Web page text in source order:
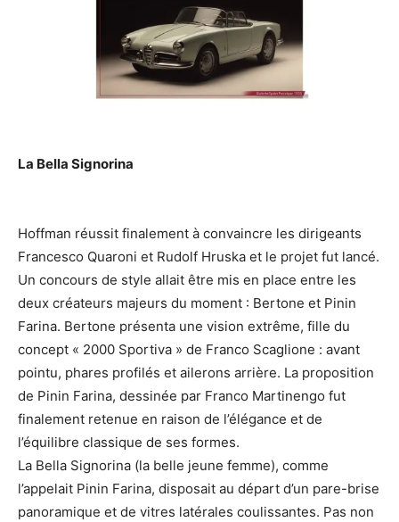
La Bella Signorina
Hoffman réussit finalement à convaincre les dirigeants
Francesco Quaroni et Rudolf Hruska et le projet fut lancé.
Un concours de style allait être mis en place entre les
deux créateurs majeurs du moment : Bertone et Pinin
Farina. Bertone présenta une vision extrême, fille du
concept « 2000 Sportiva » de Franco Scaglione : avant
pointu, phares profilés et ailerons arrière. La proposition
de Pinin Farina, dessinée par Franco Martinengo fut
finalement retenue en raison de l’élégance et de
l’équilibre classique de ses formes.
La Bella Signorina (la belle jeune femme), comme
l’appelait Pinin Farina, disposait au départ d’un pare-brise
panoramique et de vitres latérales coulissantes. Pas non